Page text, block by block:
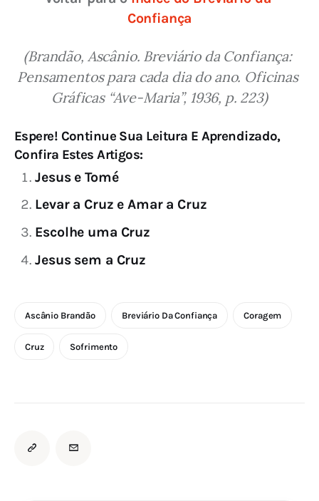
Confiança
(Brandão, Ascânio. Breviário da Confiança:
Pensamentos para cada dia do ano. Oficinas
Gráficas “Ave-Maria”, 1936, p. 223)
Espere! Continue Sua Leitura E Aprendizado,
Confira Estes Artigos:
Jesus e Tomé
Levar a Cruz e Amar a Cruz
Escolhe uma Cruz
Jesus sem a Cruz
Ascânio Brandão Breviário Da Confiança Coragem
Cruz Sofrimento